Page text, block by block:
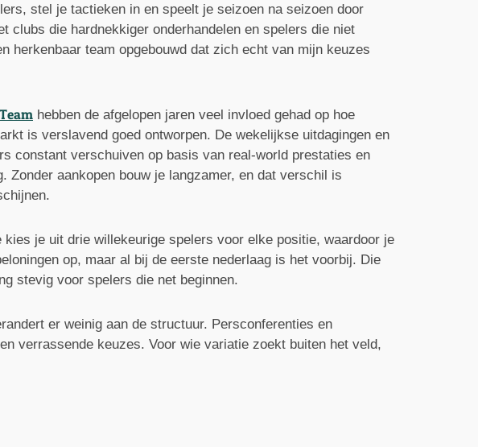
stel je tactieken in en speelt je seizoen na seizoen door
clubs die hardnekkiger onderhandelen en spelers die niet
herkenbaar team opgebouwd dat zich echt van mijn keuzes
hebben de afgelopen jaren veel invloed gehad op hoe
is verslavend goed ontworpen. De wekelijkse uitdagingen en
constant verschuiven op basis van real-world prestaties en
aankopen bouw je langzamer, en dat verschil is
je uit drie willekeurige spelers voor elke positie, waardoor je
op, maar al bij de eerste nederlaag is het voorbij. Die
stevig voor spelers die net beginnen.
er weinig aan de structuur. Persconferenties en
verrassende keuzes. Voor wie variatie zoekt buiten het veld,